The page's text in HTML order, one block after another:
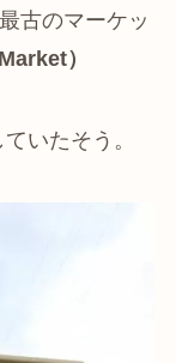
古のマーケッ
）
いたそう。